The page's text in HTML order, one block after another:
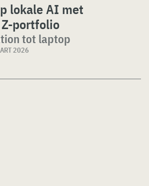
lokale AI met
portfolio
tot laptop
2026